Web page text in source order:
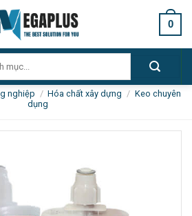
0
nghiệp / Hóa chất xây dựng / Keo chuyên
dụng